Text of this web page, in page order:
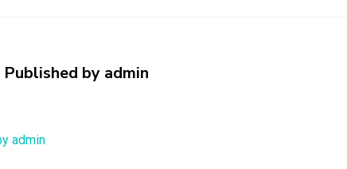
Published by admin
admin